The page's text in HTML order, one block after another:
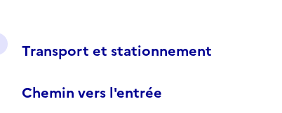
Transport et stationnement
Chemin vers l'entrée